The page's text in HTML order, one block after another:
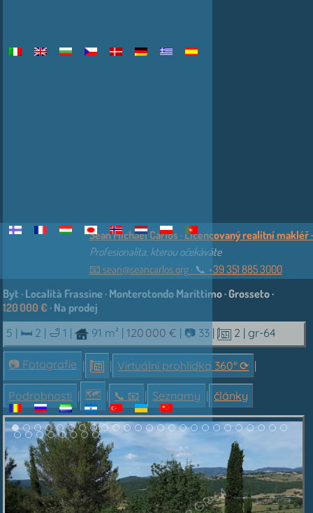
Sean Michael Carlos · Licencovaný realitní makléř
Profesionalita, kterou očekáváte
📧 sean@seancarlos.org· 📞︎ +39 351 885 3000
Byt · Località Frassine · Monterotondo Marittimo · Grosseto ·
120 000 €· Na prodej
5 | 🛏 2 | 🛁 1 | 91 m² | 120 000 € | 📷 33 | 2 | gr-64
📷 Fotografie | | Virtuální prohlídka 360° ⟳ |
Podrobnosti | 🗺 | 📞︎ 📧 | Seznamy | články